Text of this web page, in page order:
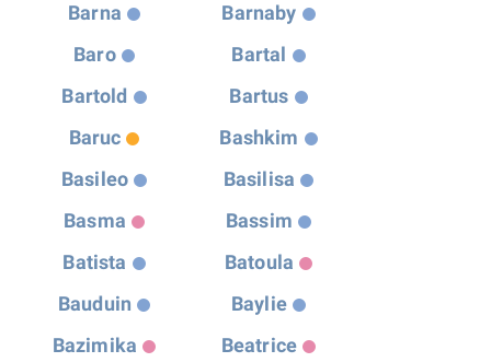
Barna
Barnaby
Baro
Bartal
Bartold
Bartus
Baruc
Bashkim
Basileo
Basilisa
Basma
Bassim
Batista
Batoula
Bauduin
Baylie
Bazimika
Beatrice